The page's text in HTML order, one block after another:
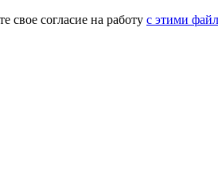
свое согласие на работу с этими